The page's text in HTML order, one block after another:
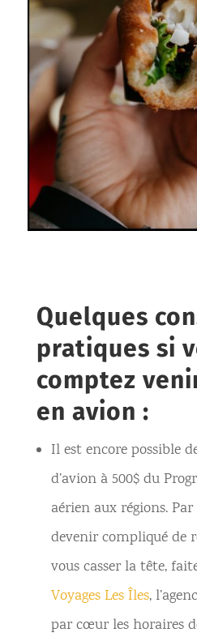
Quelques
pratiques si
comptez
en avion :
Il est encore possible
d’avion à 500$ du
aérien aux régions.
devenir compliqué de
vous casser la tête,
Voyages Les Îles,
par cœur les horaires